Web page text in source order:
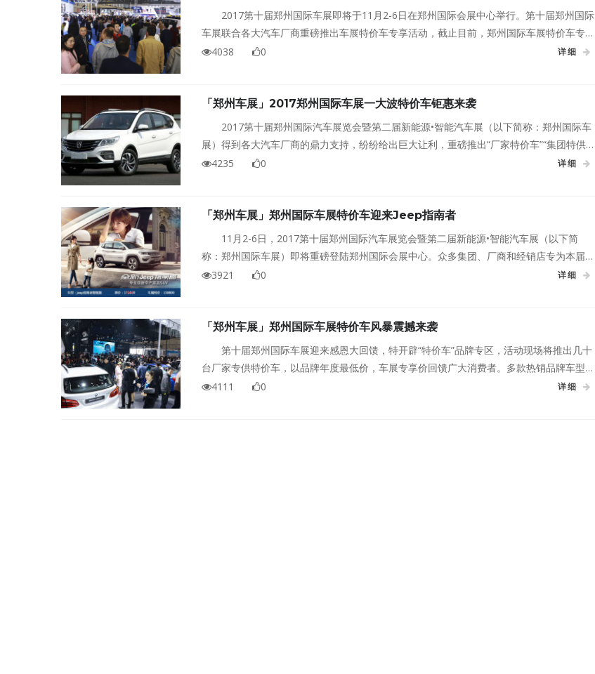
2017第十届郑州国际车展即将于11月2-6日在郑州国际会展中心举行。第十届郑州国际
车展联合各大汽车厂商重磅推出车展特价车专享活动，截止目前，郑州国际车展特价车专区
已迎来二十多款特价车重磅加盟，将以年度最大优惠力度呈现给现场观众，现已有千余人加
4038 0 详细
「郑州车展」2017郑州国际车展一大波特价车钜惠来袭
2017第十届郑州国际汽车展览会暨第二届新能源•智能汽车展（以下简称：郑州国际车
展）得到各大汽车厂商的鼎力支持，纷纷给出巨大让利，重磅推出“厂家特价车”“集团特供
车”“车展专供车”等车展特价车专享活动。
4235 0 详细
「郑州车展」郑州国际车展特价车迎来Jeep指南者
11月2-6日，2017第十届郑州国际汽车展览会暨第二届新能源•智能汽车展（以下简
称：郑州国际车展）即将重磅登陆郑州国际会展中心。众多集团、厂商和经销店专为本届展
会提供的专属特价车都已早早准备到位，本周为您曝光车展特价车——Jeep指南者。
3921 0 详细
「郑州车展」郑州国际车展特价车风暴震撼来袭
第十届郑州国际车展迎来感恩大回馈，特开辟“特价车”品牌专区，活动现场将推出几十
台厂家专供特价车，以品牌年度最低价，车展专享价回馈广大消费者。多款热销品牌车型，
挑战价格底线，只等你来抢！
4111 0 详细